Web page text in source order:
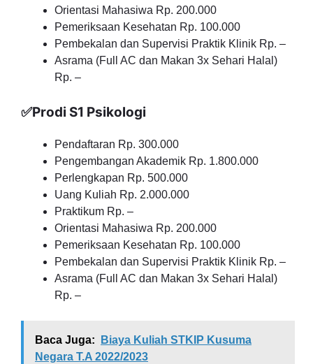
Orientasi Mahasiwa Rp. 200.000
Pemeriksaan Kesehatan Rp. 100.000
Pembekalan dan Supervisi Praktik Klinik Rp. –
Asrama (Full AC dan Makan 3x Sehari Halal)
Rp. –
✅Prodi S1 Psikologi
Pendaftaran Rp. 300.000
Pengembangan Akademik Rp. 1.800.000
Perlengkapan Rp. 500.000
Uang Kuliah Rp. 2.000.000
Praktikum Rp. –
Orientasi Mahasiwa Rp. 200.000
Pemeriksaan Kesehatan Rp. 100.000
Pembekalan dan Supervisi Praktik Klinik Rp. –
Asrama (Full AC dan Makan 3x Sehari Halal)
Rp. –
Baca Juga:
Biaya Kuliah STKIP Kusuma
Negara T.A 2022/2023